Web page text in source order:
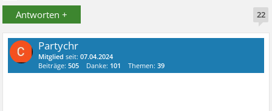
Antworten + 22
Partychr
Mitglied seit:07.04.2024
Beiträge:505 Danke: 101 Themen:39